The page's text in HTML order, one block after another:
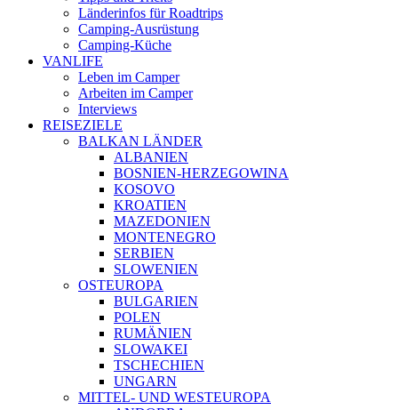
Länderinfos für Roadtrips
Camping-Ausrüstung
Camping-Küche
VANLIFE
Leben im Camper
Arbeiten im Camper
Interviews
REISEZIELE
BALKAN LÄNDER
ALBANIEN
BOSNIEN-HERZEGOWINA
KOSOVO
KROATIEN
MAZEDONIEN
MONTENEGRO
SERBIEN
SLOWENIEN
OSTEUROPA
BULGARIEN
POLEN
RUMÄNIEN
SLOWAKEI
TSCHECHIEN
UNGARN
MITTEL- UND WESTEUROPA